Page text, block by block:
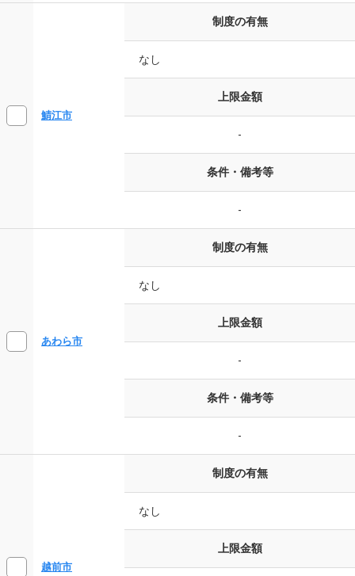
鯖江市
制度の有無
なし
上限金額
-
条件・備考等
-
あわら市
制度の有無
なし
上限金額
-
条件・備考等
-
越前市
制度の有無
なし
上限金額